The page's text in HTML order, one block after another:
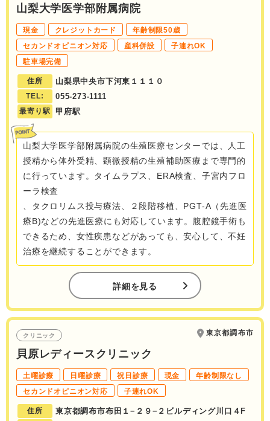
山梨大学医学部附属病院
現金 クレジットカード
年齢制限50歳
セカンドオピニオン対応
産科併設
子連れOK
駐車場完備
住所 山梨県中央市下河東１１１０
TEL: 055-273-1111
最寄り駅 甲府駅
山梨大学医学部附属病院の生殖医療センターでは、人工
授精から体外受精、顕微授精の生殖補助医療まで専門的
に行っています。タイムラプス、ERA検査、子宮内フロ
ーラ検査
、タクロリムス投与療法、２段階移植、PGT-A（先進医
療B)などの先進医療にも対応しています。腹腔鏡手術も
できるため、女性疾患などがあっても、安心して、不妊
治療を継続することができます。
詳細を見る
クリニック 東京都調布市
貝原レディースクリニック
土曜診療 日曜診療 祝日診療 現金
年齢制限なし
セカンドオピニオン対応
子連れOK
住所 東京都調布市布田１−２９−２ビルディング川口４F